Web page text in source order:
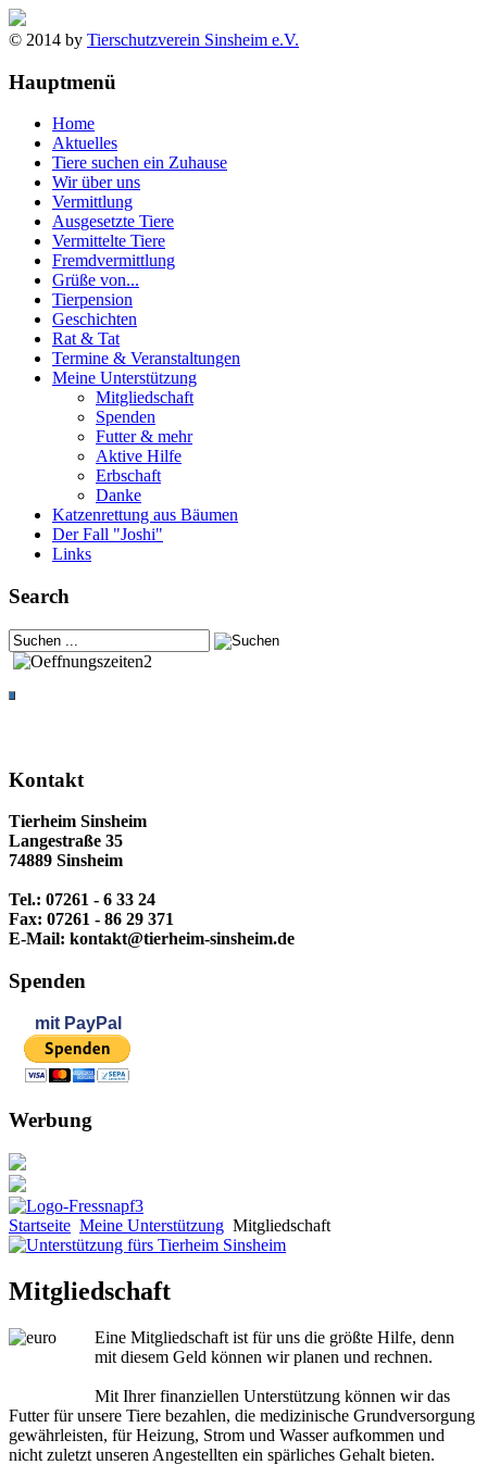
© 2014 by Tierschutzverein Sinsheim e.V.
Hauptmenü
Home
Aktuelles
Tiere suchen ein Zuhause
Wir über uns
Vermittlung
Ausgesetzte Tiere
Vermittelte Tiere
Fremdvermittlung
Grüße von...
Tierpension
Geschichten
Rat & Tat
Termine & Veranstaltungen
Meine Unterstützung
Mitgliedschaft
Spenden
Futter & mehr
Aktive Hilfe
Erbschaft
Danke
Katzenrettung aus Bäumen
Der Fall "Joshi"
Links
Search
Kontakt
Tierheim Sinsheim
Langestraße 35
74889 Sinsheim
Tel.: 07261 - 6 33 24
Fax: 07261 - 86 29 371
E-Mail: kontakt@tierheim-sinsheim.de
Spenden
mit PayPal
Werbung
Startseite Meine Unterstützung Mitgliedschaft
Mitgliedschaft
Eine Mitgliedschaft ist für uns die größte Hilfe, denn
mit diesem Geld können wir planen und rechnen.
Mit Ihrer finanziellen Unterstützung können wir das
Futter für unsere Tiere bezahlen, die medizinische Grundversorgung
gewährleisten, für Heizung, Strom und Wasser aufkommen und
nicht zuletzt unseren Angestellten ein spärliches Gehalt bieten.